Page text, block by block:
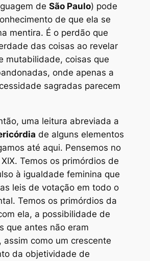
de São Paulo) pode
de que ela se
mentira. É o perdão que
das coisas ao revelar
mutabilidade, coisas que
onde apenas a
sagradas parecem
uma leitura abreviada a
de alguns elementos
até aqui. Pensemos no
Temos os primórdios de
à igualdade feminina que
leis de votação em todo o
Temos os primórdios da
ela, a possibilidade de
que antes não eram
assim como um crescente
da objetividade de